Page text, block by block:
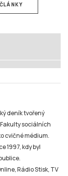
deník tvořený
sociálních
cvičné médium.
1997, kdy byl
Rádio Stisk, TV